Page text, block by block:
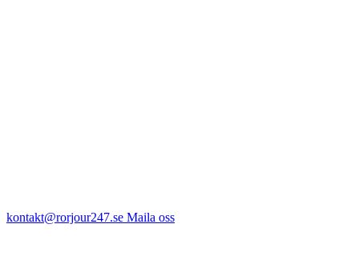
kontakt@rorjour247.se Maila oss